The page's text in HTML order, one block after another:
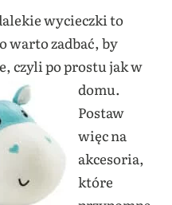
wycieczki to
warto zadbać, by
czyli po prostu jak w
domu.
Postaw
więc na
akcesoria,
które